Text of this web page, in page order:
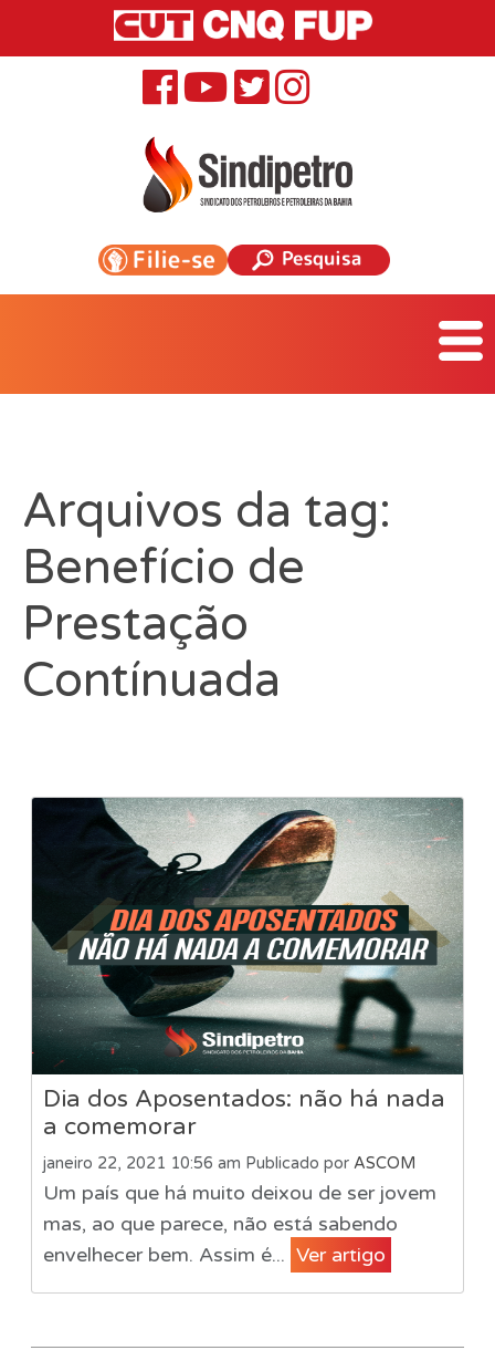
Arquivos da tag:
Benefício de
Prestação
Contínuada
Dia dos Aposentados: não há nada
a comemorar
janeiro 22, 2021 10:56 am Publicado por ASCOM
Um país que há muito deixou de ser jovem
mas, ao que parece, não está sabendo
envelhecer bem. Assim é... Ver artigo